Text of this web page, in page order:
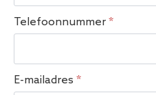
Telefoonnummer *
E-mailadres *